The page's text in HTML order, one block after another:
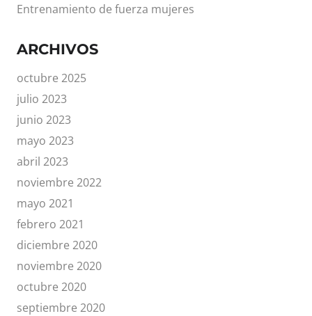
Entrenamiento de fuerza mujeres
ARCHIVOS
octubre 2025
julio 2023
junio 2023
mayo 2023
abril 2023
noviembre 2022
mayo 2021
febrero 2021
diciembre 2020
noviembre 2020
octubre 2020
septiembre 2020